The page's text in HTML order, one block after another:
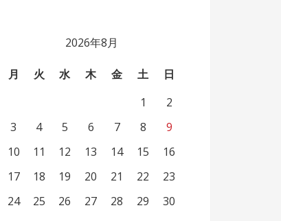
2026年8月
月 火 水 木 金 土 日
1
2
3
4 5 6 7 8
9
10
11 12 13 14 15
16
17
18 19 20 21 22
23
24
25 26 27 28 29
30